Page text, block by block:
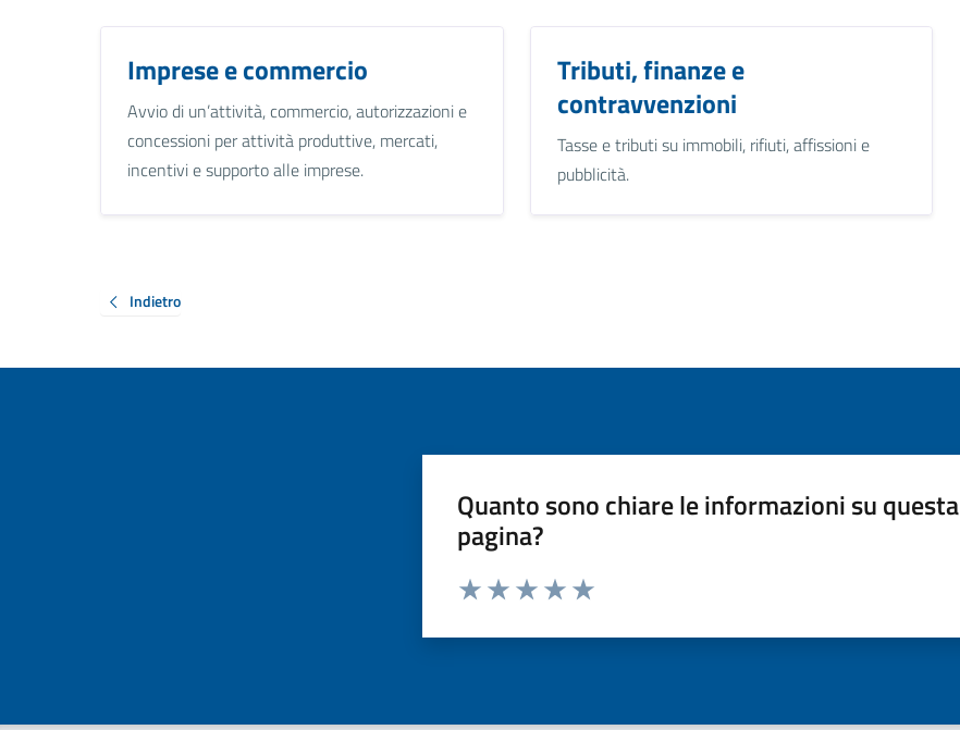
Imprese e commercio
Avvio di un’attività, commercio, autorizzazioni e
concessioni per attività produttive, mercati,
incentivi e supporto alle imprese.
Tributi, finanze e
contravvenzioni
Tasse e tributi su immobili, rifiuti, affissioni e
pubblicità.
Indietro
Quanto sono chiare le informazioni su questa
pagina?
Valuta da 1 a 5 stelle la pagina